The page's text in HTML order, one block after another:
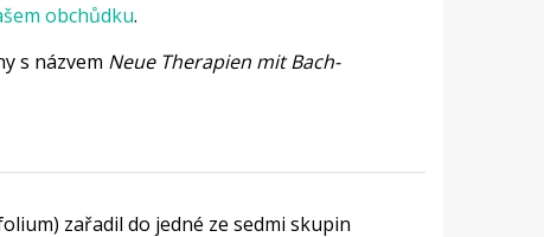
obchůdku.
s názvem Neue Therapien mit Bach-
zařadil do jedné ze sedmi skupin